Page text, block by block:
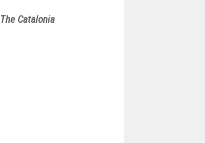
The Catalonia